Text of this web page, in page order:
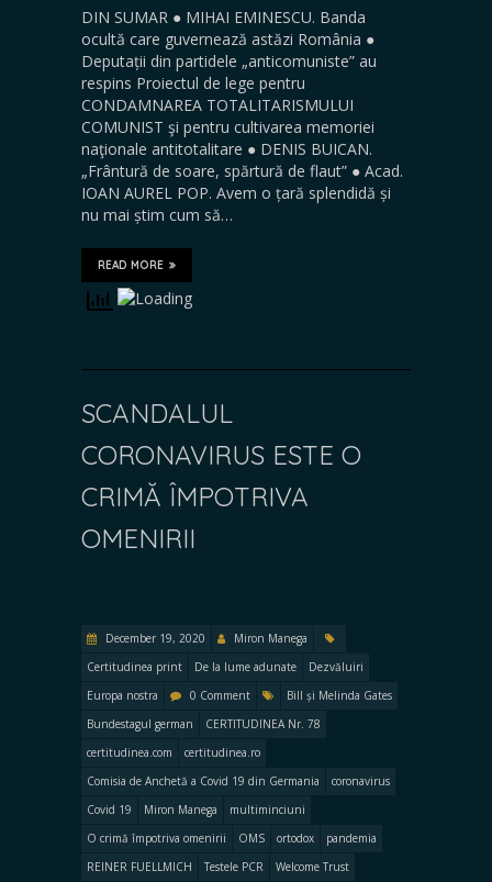
DIN SUMAR ● MIHAI EMINESCU. Banda
ocultă care guvernează astăzi România ●
Deputații din partidele „anticomuniste” au
respins Proiectul de lege pentru
CONDAMNAREA TOTALITARISMULUI
COMUNIST şi pentru cultivarea memoriei
naţionale antitotalitare ● DENIS BUICAN.
„Frântură de soare, spărtură de flaut” ● Acad.
IOAN AUREL POP. Avem o țară splendidă și
nu mai știm cum să…
READ MORE
SCANDALUL
CORONAVIRUS ESTE O
CRIMĂ ÎMPOTRIVA
OMENIRII
December 19, 2020
Miron Manega
Certitudinea print
De la lume adunate
Dezvăluiri
Europa nostra
0 Comment
Bill și Melinda Gates
Bundestagul german
CERTITUDINEA Nr. 78
certitudinea.com
certitudinea.ro
Comisia de Anchetă a Covid 19 din Germania
coronavirus
Covid 19
Miron Manega
multiminciuni
O crimă împotriva omenirii
OMS ortodox
pandemia
REINER FUELLMICH
Testele PCR Welcome Trust